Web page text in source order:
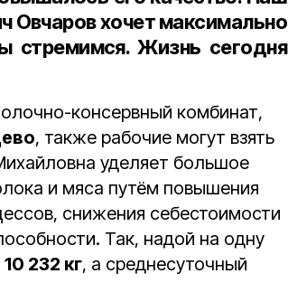
Овчаров хочет максимально
стремимся. Жизнь сегодня
консервный комбинат,
, также рабочие могут взять
уделяет большое
и мяса путём повышения
снижения себестоимости
Так, надой на одну
10 232 кг, а среднесуточный